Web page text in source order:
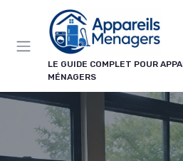
LE GUIDE COMPLET POUR
MÉNAGERS
Panneau de gestion des cookies